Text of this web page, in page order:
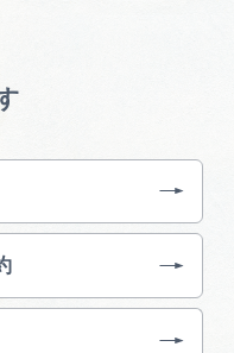
行きたいリストを見る